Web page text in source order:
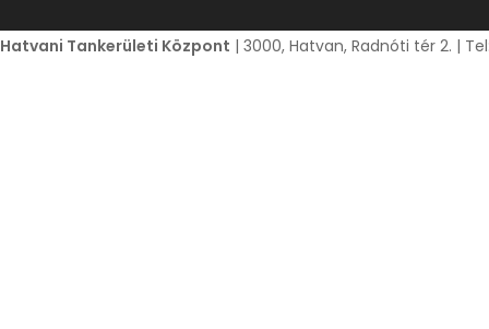
Hatvani Tankerületi Központ | 3000, Hatvan, Radnóti tér 2. |